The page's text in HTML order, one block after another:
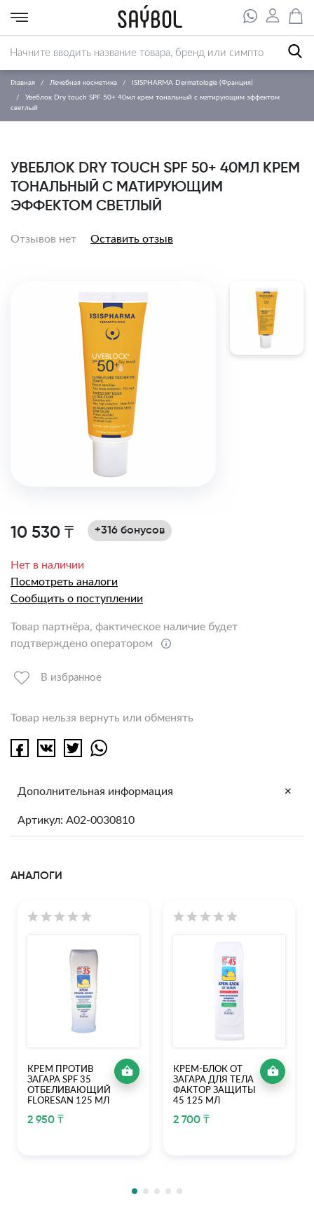
Главная Лечебная косметика ISISPHARMA Dermatologie (Франция)
Увеблок Dry touch SPF 50+ 40мл крем тональный с матирующим эффектом
светлый
УВЕБЛОК DRY TOUCH SPF 50+ 40МЛ КРЕМ
ТОНАЛЬНЫЙ С МАТИРУЮЩИМ
ЭФФЕКТОМ СВЕТЛЫЙ
Отзывов нет Оставить отзыв
10 530 ₸ +316 бонусов
Нет в наличии
Посмотреть аналоги
Сообщить о поступлении
Товар партнёра, фактическое наличие будет
подтверждено оператором
В избранное
Товар нельзя вернуть или обменять
Дополнительная информация +
Артикул: A02-0030810
АНАЛОГИ
КРЕМ ПРОТИВ
ЗАГАРА SPF 35
ОТБЕЛИВАЮЩИЙ
FLORESAN 125 МЛ
2 950 ₸
КРЕМ-БЛОК ОТ
ЗАГАРА ДЛЯ ТЕЛА
ФАКТОР ЗАЩИТЫ
45 125 МЛ
2 700 ₸